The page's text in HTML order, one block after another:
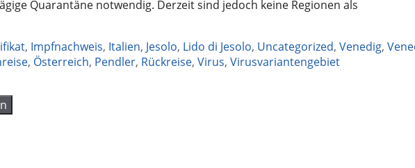
Quarantäne notwendig. Derzeit sind jedoch keine Regionen als
, Impfnachweis, Italien, Jesolo, Lido di Jesolo, Uncategorized, Venedig,
, Österreich, Pendler, Rückreise, Virus, Virusvariantengebiet